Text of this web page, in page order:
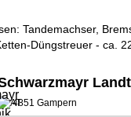
Tandemachser,
4851 Gampern